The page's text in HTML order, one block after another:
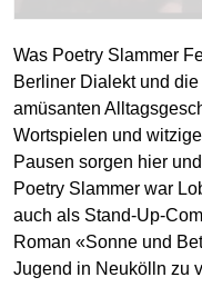
Was Poetry Slammer
Berliner Dialekt und
amüsanten
Wortspielen und
Pausen sorgen hier
Poetry Slammer war
auch als Stand-Up-
Roman «Sonne und
Jugend in Neukölln zu